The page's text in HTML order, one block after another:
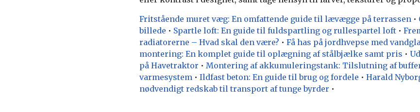
Fritstående muret væg: En omfattende guide til lævægge på terrassen •
billede • Spartle loft: En guide til fuldspartling og rullespartel loft •
radiatorerne – Hvad skal den være? • Få has på jordhvepse med
montering: En komplet guide til oplægning af stålbjælke samt pris •
på Havetraktor • Montering af akkumuleringstank: Tilslutning af
varmesystem • Ildfast beton: En guide til brug og fordele • Harald
nødvendigt redskab til transport af tunge byrder •